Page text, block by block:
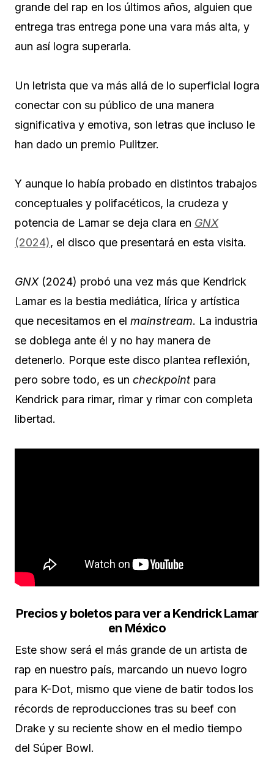
grande del rap en los últimos años, alguien que
entrega tras entrega pone una vara más alta, y
aun así logra superarla.
Un letrista que va más allá de lo superficial logra
conectar con su público de una manera
significativa y emotiva, son letras que incluso le
han dado un premio Pulitzer.
Y aunque lo había probado en distintos trabajos
conceptuales y polifacéticos, la crudeza y
potencia de Lamar se deja clara en GNX
(2024), el disco que presentará en esta visita.
GNX (2024) probó una vez más que Kendrick
Lamar es la bestia mediática, lírica y artística
que necesitamos en el mainstream. La industria
se doblega ante él y no hay manera de
detenerlo. Porque este disco plantea reflexión,
pero sobre todo, es un checkpoint para
Kendrick para rimar, rimar y rimar con completa
libertad.
Precios y boletos para ver a Kendrick Lamar
en México
Este show será el más grande de un artista de
rap en nuestro país, marcando un nuevo logro
para K-Dot, mismo que viene de batir todos los
récords de reproducciones tras su beef con
Drake y su reciente show en el medio tiempo
del Súper Bowl.